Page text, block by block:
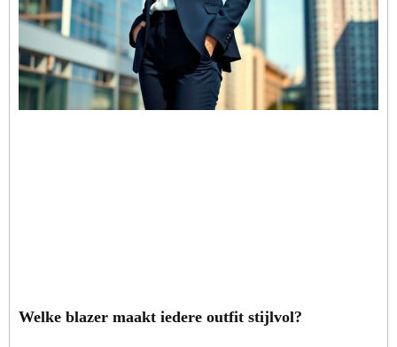
Welke blazer maakt iedere outfit stijlvol?